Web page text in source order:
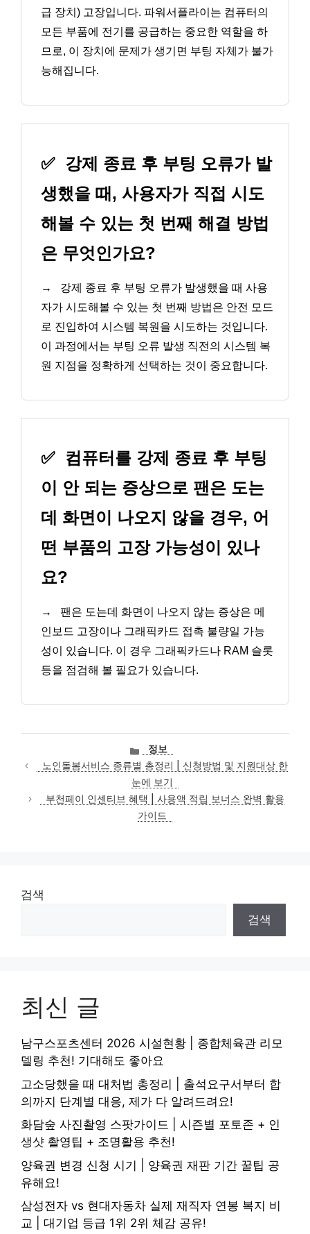
급 장치) 고장입니다. 파워서플라이는 컴퓨터의
모든 부품에 전기를 공급하는 중요한 역할을 하
므로, 이 장치에 문제가 생기면 부팅 자체가 불가
능해집니다.
✅ 강제 종료 후 부팅 오류가 발
생했을 때, 사용자가 직접 시도
해볼 수 있는 첫 번째 해결 방법
은 무엇인가요?
→
강제 종료 후 부팅 오류가 발생했을 때 사용
자가 시도해볼 수 있는 첫 번째 방법은 안전 모드
로 진입하여 시스템 복원을 시도하는 것입니다.
이 과정에서는 부팅 오류 발생 직전의 시스템 복
원 지점을 정확하게 선택하는 것이 중요합니다.
✅
컴퓨터를 강제 종료 후 부팅
이 안 되는 증상으로 팬은 도는
데 화면이 나오지 않을 경우, 어
떤 부품의 고장 가능성이 있나
요?
→
팬은 도는데 화면이 나오지 않는 증상은 메
인보드 고장이나 그래픽카드 접촉 불량일 가능
성이 있습니다. 이 경우 그래픽카드나 RAM 슬롯
등을 점검해 볼 필요가 있습니다.
카
테
고
리
정보
노인돌봄서비스 종류별 총정리 | 신청방법 및 지원대상 한
눈에 보기
부천페이 인센티브 혜택 | 사용액 적립 보너스 완벽 활용
가이드
검색
검색
최신 글
남구스포츠센터 2026 시설현황 | 종합체육관 리모
델링 추천! 기대해도 좋아요
고소당했을 때 대처법 총정리 | 출석요구서부터 합
의까지 단계별 대응, 제가 다 알려드려요!
화담숲 사진촬영 스팟가이드 | 시즌별 포토존 + 인
생샷 촬영팁 + 조명활용 추천!
양육권 변경 신청 시기 | 양육권 재판 기간 꿀팁 공
유해요!
삼성전자 vs 현대자동차 실제 재직자 연봉 복지 비
교 | 대기업 등급 1위 2위 체감 공유!